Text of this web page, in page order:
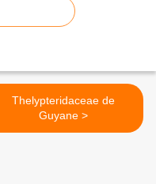
Thelypteridaceae de
Guyane >